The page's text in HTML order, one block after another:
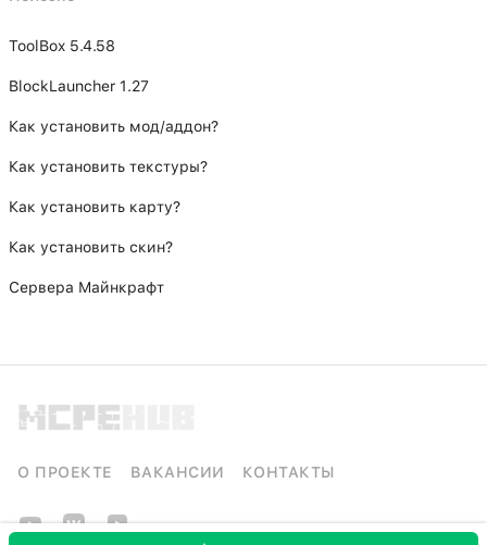
ToolBox 5.4.58
BlockLauncher 1.27
Как установить мод/аддон?
Как установить текстуры?
Как установить карту?
Как установить скин?
Сервера Майнкрафт
О ПРОЕКТЕ ВАКАНСИИ КОНТАКТЫ